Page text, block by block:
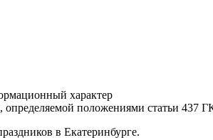
характер
определяемой положениями статьи 437
в Екатеринбурге.